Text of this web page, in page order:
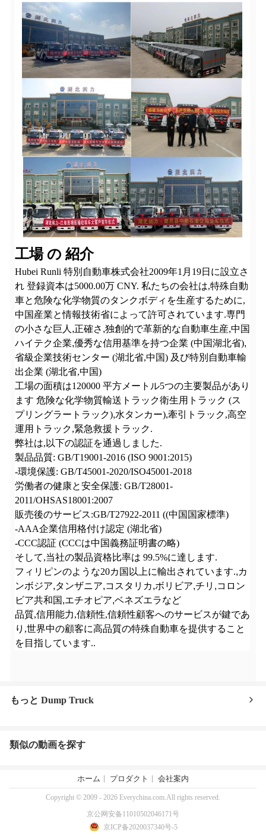
工場 の 紹介
Hubei Runli 特別自動車株式会社2009年1月19日に設立さ
れ 登録資本は5000.00万 CNY. 私たちの会社は,特殊自動
車と危険な化学物質のタンクボディを生産するために,
中国産業と情報技術省によって許可されています.専門
の小さな巨人 ,正確さ ,独創的で革新的な自動車生産,中国
ハイテク企業,優秀な信用基準を持つ企業 (中国湖北省),
省級企業技術センター (湖北省,中国) 及び特別自動車輸
出企業 (湖北省,中国)
工場の面積は120000 平方メートル5つの主要製品があり
ます 危険な化学物質輸送トラック衛生用トラック (ス
プリングラートラック),水タンカー),牽引トラック,高空
運用トラック,緊急救援トラック.
弊社は,以下の認証を通過しました.
製品品質: GB/T19001-2016 (ISO 9001:2015)
-環境保護: GB/T45001-2020/ISO45001-2018
労働者の健康と安全保護: GB/T28001-
2011/OHSAS18001:2007
販売後のサービス:GB/T27922-2011 ((中国国家標準)
-AAA企業信用格付け認定 (湖北省)
-CCC認証 (CCCは中国義務証明書の略)
そして,当社の製品資格比率は 99.5%に達します.
フィリピンのような20カ国以上に輸出されています.,カ
ンボジア,タンザニア,コスタリカ,ボリビア,チリ ,コロン
ビア共和国,エチオピア,ベネズエラなど
品質,信用能力,信頼性,信頼性顧客へのサービスが鍵であ
り,世界中の顧客に高品質の特殊自動車を提供すること
を目指しています..
もっと Dump Truck
類似の動画を探す
ホーム プロダクト 会社案内
Copyright © 2009 - 2026 Everychina.com.All rights reserved.
京公网安备11010502046171号
京ICP备2020037340号-5